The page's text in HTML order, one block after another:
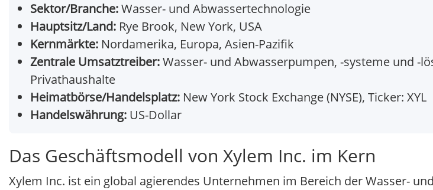
Sektor/Branche:Wasser- und Abwassertechnologie
Hauptsitz/Land: Rye Brook, New York, USA
Kernmärkte: Nordamerika, Europa, Asien-Pazifik
Zentrale Umsatztreiber:Wasser- und Abwasserpumpen, -systeme und -
Privathaushalte
Heimatbörse/Handelsplatz: New York Stock Exchange (NYSE), Ticker: XYL
Handelswährung: US-Dollar
Das Geschäftsmodell von Xylem Inc. im Kern
Xylem Inc. ist ein global agierendes Unternehmen im Bereich der Wasser-